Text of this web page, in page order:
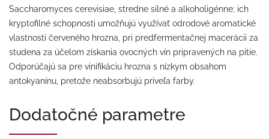
Saccharomyces cerevisiae, stredne silné a alkoholigénne; ich
kryptofilné schopnosti umožňujú využívať odrodové aromatické
vlastnosti červeného hrozna, pri predfermentačnej macerácii za
studena za účelom získania ovocných vín pripravených na pitie.
Odporúčajú sa pre vinifikáciu hrozna s nízkym obsahom
antokyanínu, pretože neabsorbujú priveľa farby.
Dodatočné parametre